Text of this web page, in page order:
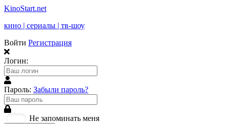
KinoStart.net
кино | сериалы | тв-шоу
Войти Регистрация
Логин:
Пароль: Забыли пароль?
Не запоминать меня